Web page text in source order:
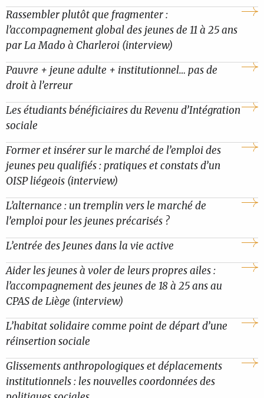
Rassembler plutôt que fragmenter :
l’accompagnement global des jeunes de 11 à 25 ans
par La Mado à Charleroi (interview)
Pauvre + jeune adulte + institutionnel… pas de
droit à l’erreur
Les étudiants bénéficiaires du Revenu d’Intégration
sociale
Former et insérer sur le marché de l’emploi des
jeunes peu qualifiés : pratiques et constats d’un
OISP liégeois (interview)
L’alternance : un tremplin vers le marché de
l’emploi pour les jeunes précarisés ?
L’entrée des Jeunes dans la vie active
Aider les jeunes à voler de leurs propres ailes :
l’accompagnement des jeunes de 18 à 25 ans au
CPAS de Liège (interview)
L’habitat solidaire comme point de départ d’une
réinsertion sociale
Glissements anthropologiques et déplacements
institutionnels : les nouvelles coordonnées des